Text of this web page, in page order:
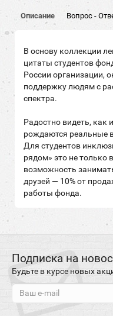
Описание Вопрос -
В основу коллекции
цитаты студентов
России организации,
поддержку людям с
спектра.
Радостно видеть, как
рождаются реальные
Для студентов
рядом» это не только
возможность
друзей — 10% от
работы фонда.
Подписка на
Будьте в курсе новых